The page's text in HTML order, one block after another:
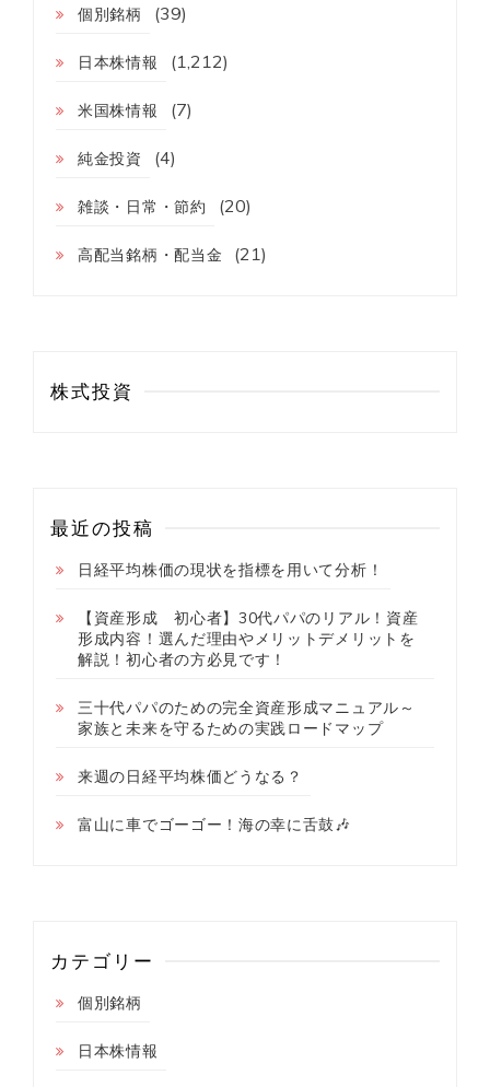
個別銘柄 (39)
日本株情報 (1,212)
米国株情報 (7)
純金投資 (4)
雑談・日常・節約 (20)
高配当銘柄・配当金 (21)
株式投資
最近の投稿
日経平均株価の現状を指標を用いて分析！
【資産形成 初心者】30代パパのリアル！資産
形成内容！選んだ理由やメリットデメリットを
解説！初心者の方必見です！
三十代パパのための完全資産形成マニュアル～
家族と未来を守るための実践ロードマップ
来週の日経平均株価どうなる？
富山に車でゴーゴー！海の幸に舌鼓🎶
カテゴリー
個別銘柄
日本株情報